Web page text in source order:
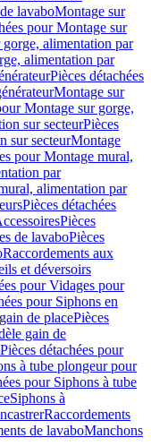
lavaboMontage sur
pour Montage sur
alimentation par
alimentation par
Pièces détachées
Montage sur
Montage sur gorge,
sur secteurPièces
sur secteurMontage
pour Montage mural,
par
alimentation par
Pièces détachées
Pièces
de lavaboPièces
Raccordements aux
et déversoirs
pour Vidages pour
pour Siphons en
de placePièces
gain de
Pièces détachées pour
à tube plongeur pour
pour Siphons à tube
Siphons à
Raccordements
de lavaboManchons